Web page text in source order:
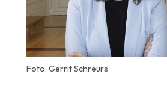
Foto: Gerrit Schreurs